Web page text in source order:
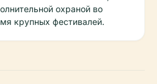
охраной во
крупных фестивалей.